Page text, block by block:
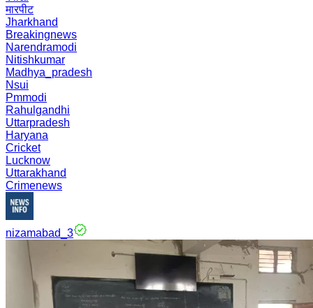
मारपीट
Jharkhand
Breakingnews
Narendramodi
Nitishkumar
Madhya_pradesh
Nsui
Pmmodi
Rahulgandhi
Uttarpradesh
Haryana
Cricket
Lucknow
Uttarakhand
Crimenews
nizamabad_3